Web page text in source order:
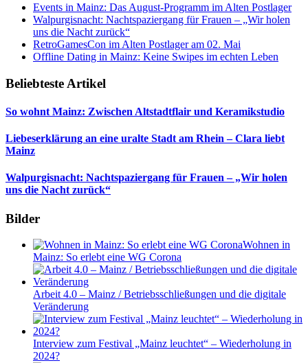
Events in Mainz: Das August-Programm im Alten Postlager
Walpurgisnacht: Nachtspaziergang für Frauen – „Wir holen
uns die Nacht zurück“
RetroGamesCon im Alten Postlager am 02. Mai
Offline Dating in Mainz: Keine Swipes im echten Leben
Beliebteste Artikel
So wohnt Mainz: Zwischen Altstadtflair und Keramikstudio
Liebeserklärung an eine uralte Stadt am Rhein – Clara liebt
Mainz
Walpurgisnacht: Nachtspaziergang für Frauen – „Wir holen
uns die Nacht zurück“
Bilder
Wohnen in
Mainz: So erlebt eine WG Corona
Arbeit 4.0 – Mainz / Betriebsschließungen und die digitale
Veränderung
Interview zum Festival „Mainz leuchtet“ – Wiederholung in
2024?